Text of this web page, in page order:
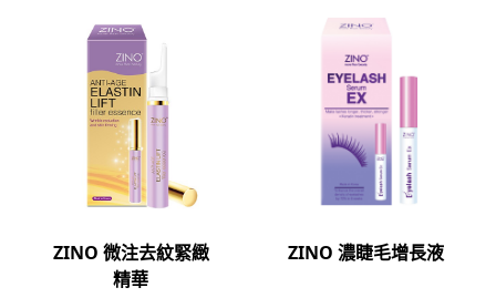
ZINO 微注去紋緊緻
精華
ZINO 濃睫毛增長液